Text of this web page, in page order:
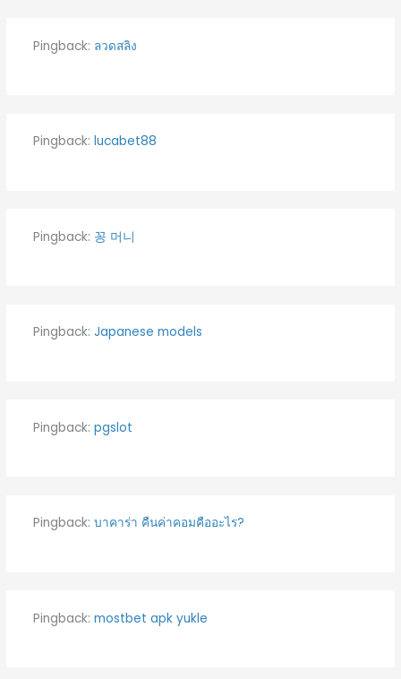
Pingback: ลวดสลิง
Pingback: lucabet88
Pingback: 꽁 머니
Pingback: Japanese models
Pingback: pgslot
Pingback: บาคาร่า คืนค่าคอมคืออะไร?
Pingback: mostbet apk yukle